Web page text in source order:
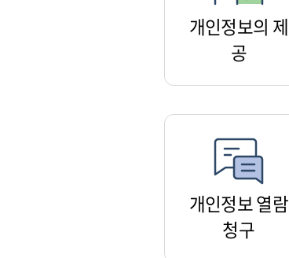
개인정보의 제
공
개인정보 열람
청구